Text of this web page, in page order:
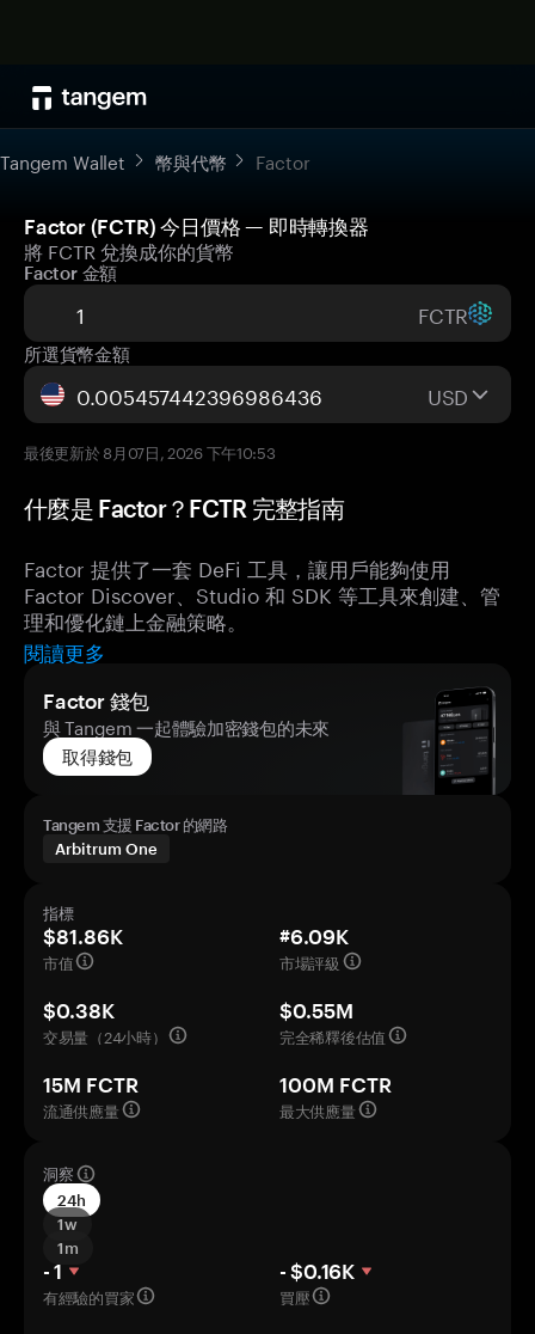
Tangem Wallet 幣與代幣 Factor
Factor (FCTR) 今日價格 — 即時轉換器
將 FCTR 兌換成你的貨幣
Factor 金額
FCTR
所選貨幣金額
USD
最後更新於 8月07日, 2026 下午10:53
什麼是 Factor？FCTR 完整指南
Factor 提供了一套 DeFi 工具，讓用戶能夠使用
Factor Discover、Studio 和 SDK 等工具來創建、管
理和優化鏈上金融策略。
閱讀更多
Factor 錢包
與 Tangem 一起體驗加密錢包的未來
取得錢包
Tangem 支援 Factor 的網路
Arbitrum One
指標
$81.86K
市值
#6.09K
市場評級
$0.38K
交易量（24小時）
$0.55M
完全稀釋後估值
15M FCTR
流通供應量
100M FCTR
最大供應量
洞察
24h
1w
1m
- 1
有經驗的買家
- $0.16K
買壓